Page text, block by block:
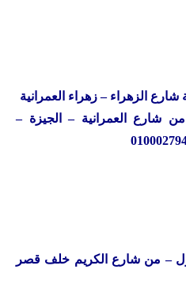
الزهراء – زهراء العمرانية
من شارع العمرانية – الجيزة –
الأول – من شارع الكريم خلف قصر